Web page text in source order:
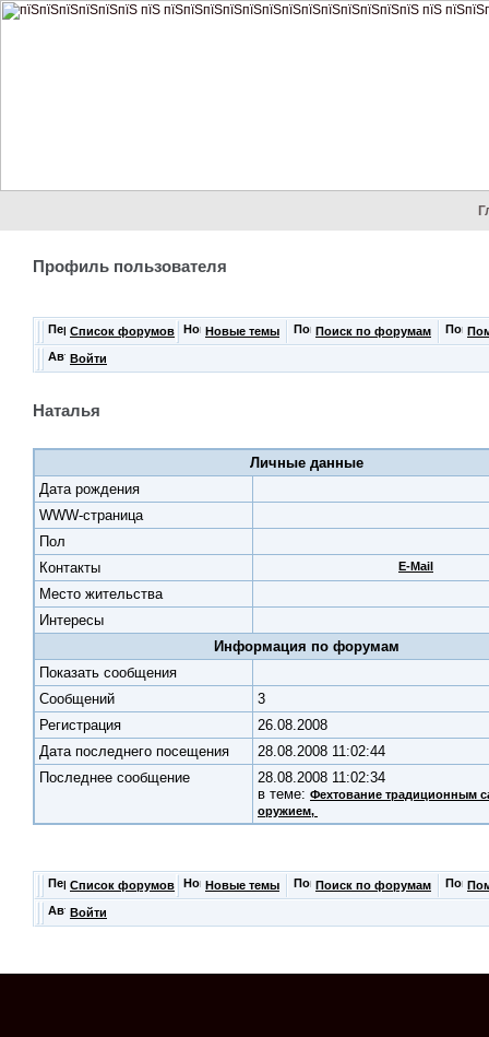
Профиль пользователя
Список форумов Новые темы Поиск по форумам
Войти
Наталья
Личные данные
Дата рождения
WWW-страница
Пол
Контакты
E-Mail
Место жительства
Интересы
Информация по форумам
Показать сообщения
Cообщений
3
Регистрация
26.08.2008
Дата последнего посещения
28.08.2008 11:02:44
Последнее сообщение
28.08.2008 11:02:34
в теме: Фехтование традиционным
оружием,
Список форумов Новые темы Поиск по форумам
Войти